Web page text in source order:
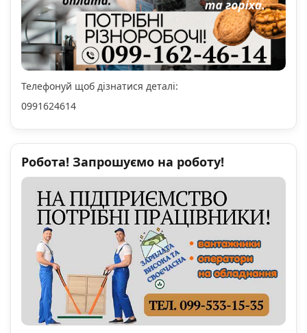
Телефонуй щоб дізнатися деталі:
0991624614
Робота! Запрошуємо на роботу!